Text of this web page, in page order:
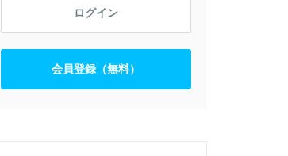
ログイン
会員登録（無料）